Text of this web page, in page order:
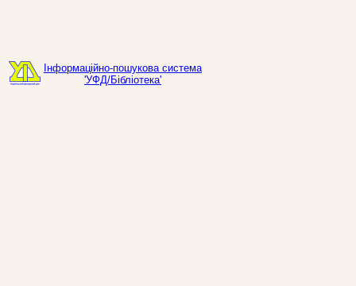
Інформаційно-пошукова система
'УФД/Бібліотека'